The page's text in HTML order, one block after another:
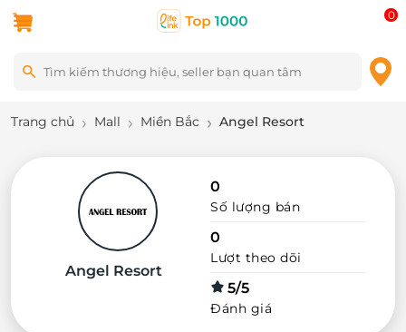
0
Trang chủ Mall Miền Bắc Angel Resort
Angel Resort
0
Số lượng bán
0
Lượt theo dõi
5/5
Đánh giá